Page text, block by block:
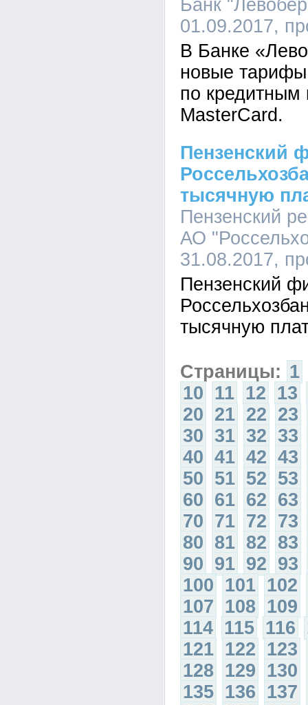
Банк
01.09.2017,
В Банке
новые
по кредитным
MasterCard.
Пензенский
тысячную
Пензенский
АО
31.08.2017,
Пензенский
тысячную
Страницы: 1
10 11 12 13
20 21 22 23
30 31 32 33
40 41 42 43
50 51 52 53
60 61 62 63
70 71 72 73
80 81 82 83
90 91 92 93
100 101 102
107 108 109
114 115 116
121 122 123
128 129 130
135 136 137